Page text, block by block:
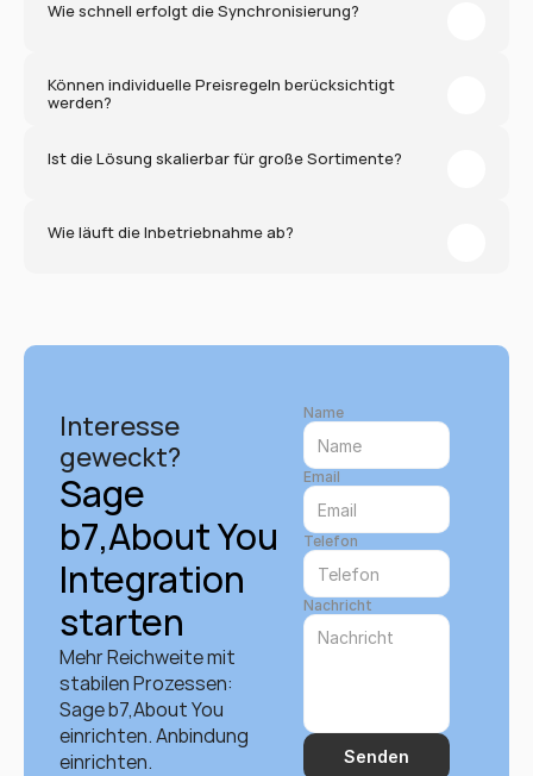
Wie schnell erfolgt die Synchronisierung?
Können individuelle Preisregeln berücksichtigt
werden?
Ist die Lösung skalierbar für große Sortimente?
Wie läuft die Inbetriebnahme ab?
Interesse
geweckt?
Sage
b7,About You
Integration
starten
Mehr Reichweite mit
stabilen Prozessen:
Sage b7,About You
einrichten. Anbindung
einrichten.
Name
Email
Telefon
Nachricht
Senden